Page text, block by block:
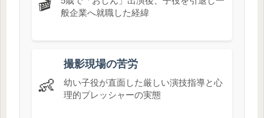
般企業へ就職した経緯
👶
撮影現場の苦労
幼い子役が直面した厳しい演技指導と心
理的プレッシャーの実態